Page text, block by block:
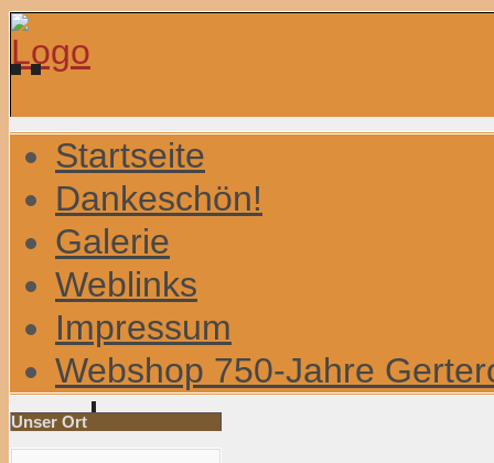
Startseite
Dankeschön!
Galerie
Weblinks
Impressum
Webshop 750-Jahre
Unser Ort